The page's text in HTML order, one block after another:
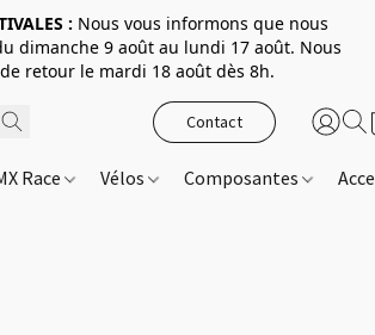
: Nous vous informons que nous
dimanche 9 août au lundi 17 août. Nous
retour le mardi 18 août dès 8h.
Contact
Race Vélos Composantes